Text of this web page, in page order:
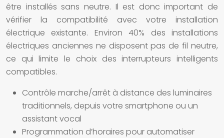
être installés sans neutre. Il est donc important de
vérifier la compatibilité avec votre installation
électrique existante. Environ 40% des installations
électriques anciennes ne disposent pas de fil neutre,
ce qui limite le choix desinterrupteurs intelligents
compatibles.
Contrôle marche/arrêt à distance des luminaires
traditionnels, depuis votre smartphone ou un
assistant vocal
Programmation d’horaires pour automatiser